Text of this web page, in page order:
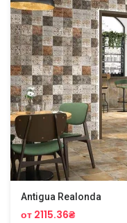
Antigua Realonda
от 2115.36₴